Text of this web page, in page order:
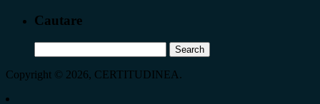
Cautare
for:
Copyright © 2026, CERTITUDINEA.